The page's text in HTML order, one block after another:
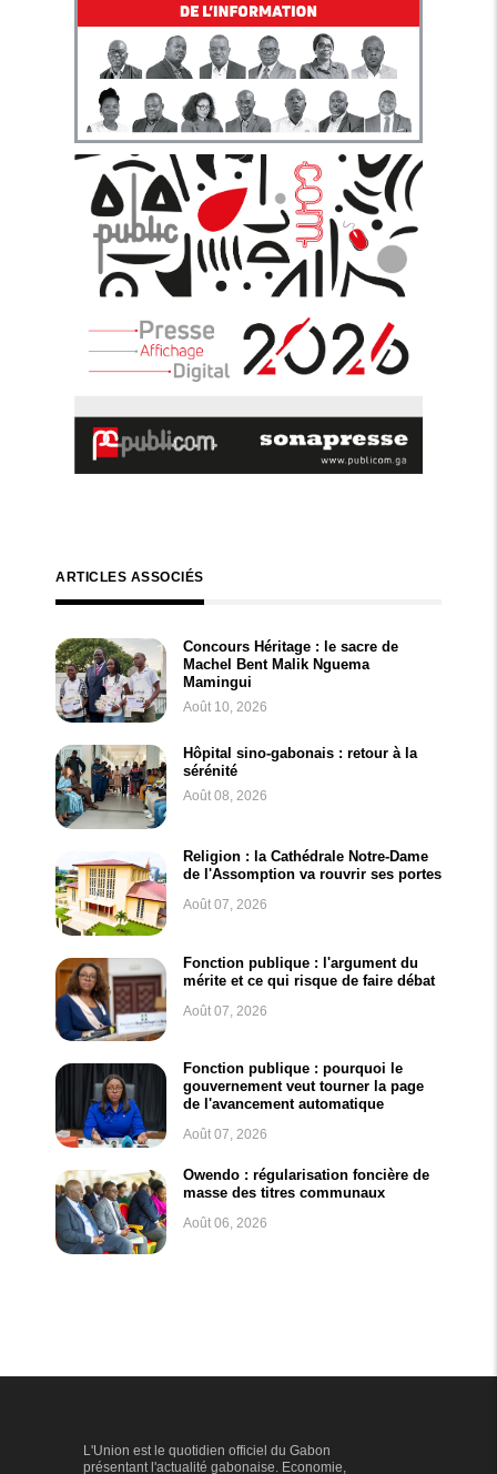
ARTICLES ASSOCIÉS
Concours Héritage : le sacre de
Machel Bent Malik Nguema
Mamingui
Août 10, 2026
Hôpital sino-gabonais : retour à la
sérénité
Août 08, 2026
Religion : la Cathédrale Notre-Dame
de l'Assomption va rouvrir ses portes
Août 07, 2026
Fonction publique : l'argument du
mérite et ce qui risque de faire débat
Août 07, 2026
Fonction publique : pourquoi le
gouvernement veut tourner la page
de l'avancement automatique
Août 07, 2026
Owendo : régularisation foncière de
masse des titres communaux
Août 06, 2026
L'Union est le quotidien officiel du Gabon
présentant l'actualité gabonaise. Economie,